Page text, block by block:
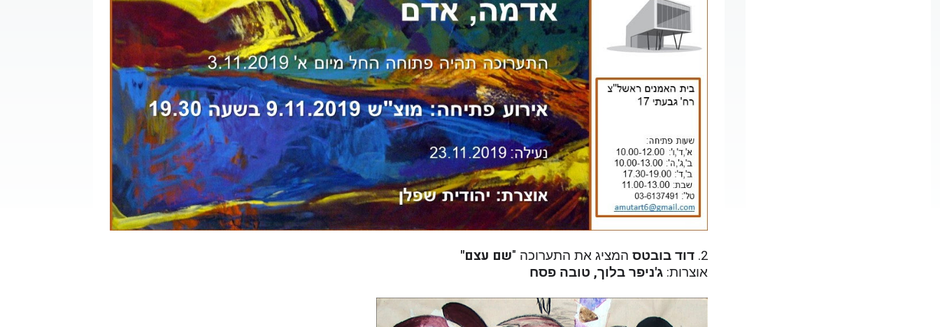
2. דוד בובטס המציג את התערוכה "שם עצם"
אוצרות:ג'ניפר בלוך, טובה פסח